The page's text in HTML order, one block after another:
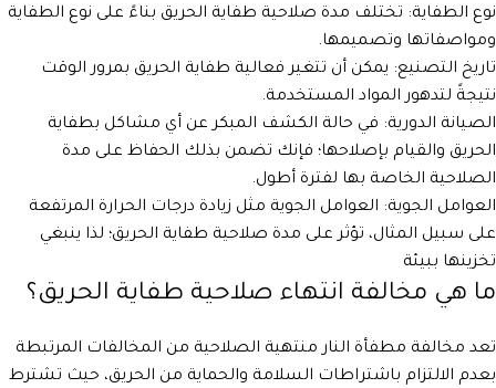
نوع الطفاية: تختلف مدة صلاحية طفاية الحريق بناءً على نوع الطفاية
ومواصفاتها وتصميمها.
تاريخ التصنيع: يمكن أن تتغير فعالية طفاية الحريق بمرور الوقت
نتيجةً لتدهور المواد المستخدمة.
الصيانة الدورية: في حالة الكشف المبكر عن أي مشاكل بطفاية
الحريق والقيام بإصلاحها؛ فإنك تضمن بذلك الحفاظ على مدة
الصلاحية الخاصة بها لفترة أطول.
العوامل الجوية: العوامل الجوية مثل زيادة درجات الحرارة المرتفعة
على سبيل المثال، تؤثر على مدة صلاحية طفاية الحريق؛ لذا ينبغي
تخزينها ببيئة
ما هي مخالفة انتهاء صلاحية طفاية الحريق؟
تعد مخالفة مطفأة النار منتهية الصلاحية من المخالفات المرتبطة
بعدم الالتزام باشتراطات السلامة والحماية من الحريق، حيث تشترط